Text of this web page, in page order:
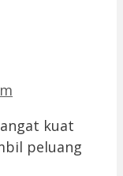
kuat
peluang